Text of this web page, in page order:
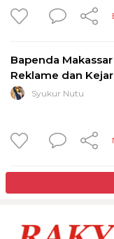
Bapenda
Reklame dan
Syukur Nutu